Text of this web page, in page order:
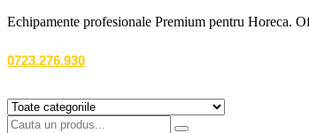
Echipamente profesionale Premium pentru Horeca.
0723.276.930